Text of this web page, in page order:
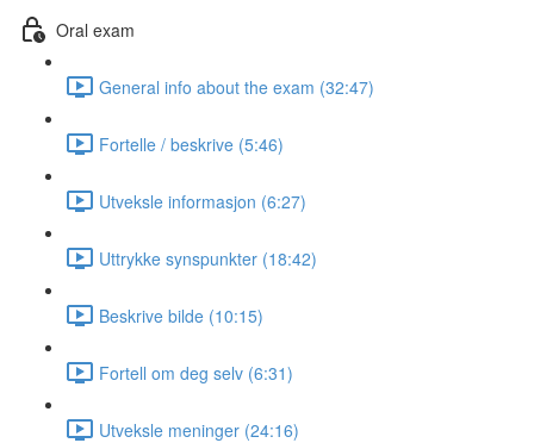
Oral exam
General info about the exam (32:47)
Fortelle / beskrive (5:46)
Utveksle informasjon (6:27)
Uttrykke synspunkter (18:42)
Beskrive bilde (10:15)
Fortell om deg selv (6:31)
Utveksle meninger (24:16)